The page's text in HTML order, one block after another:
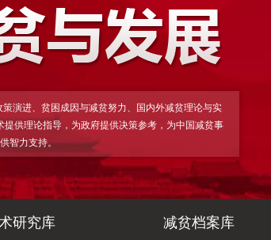
演进、贫困成因与减贫努力、国内外减贫理论与实
供理论指导，为政府提供决策参考，为中国减贫事
智力支持。
研究库 减贫档案库